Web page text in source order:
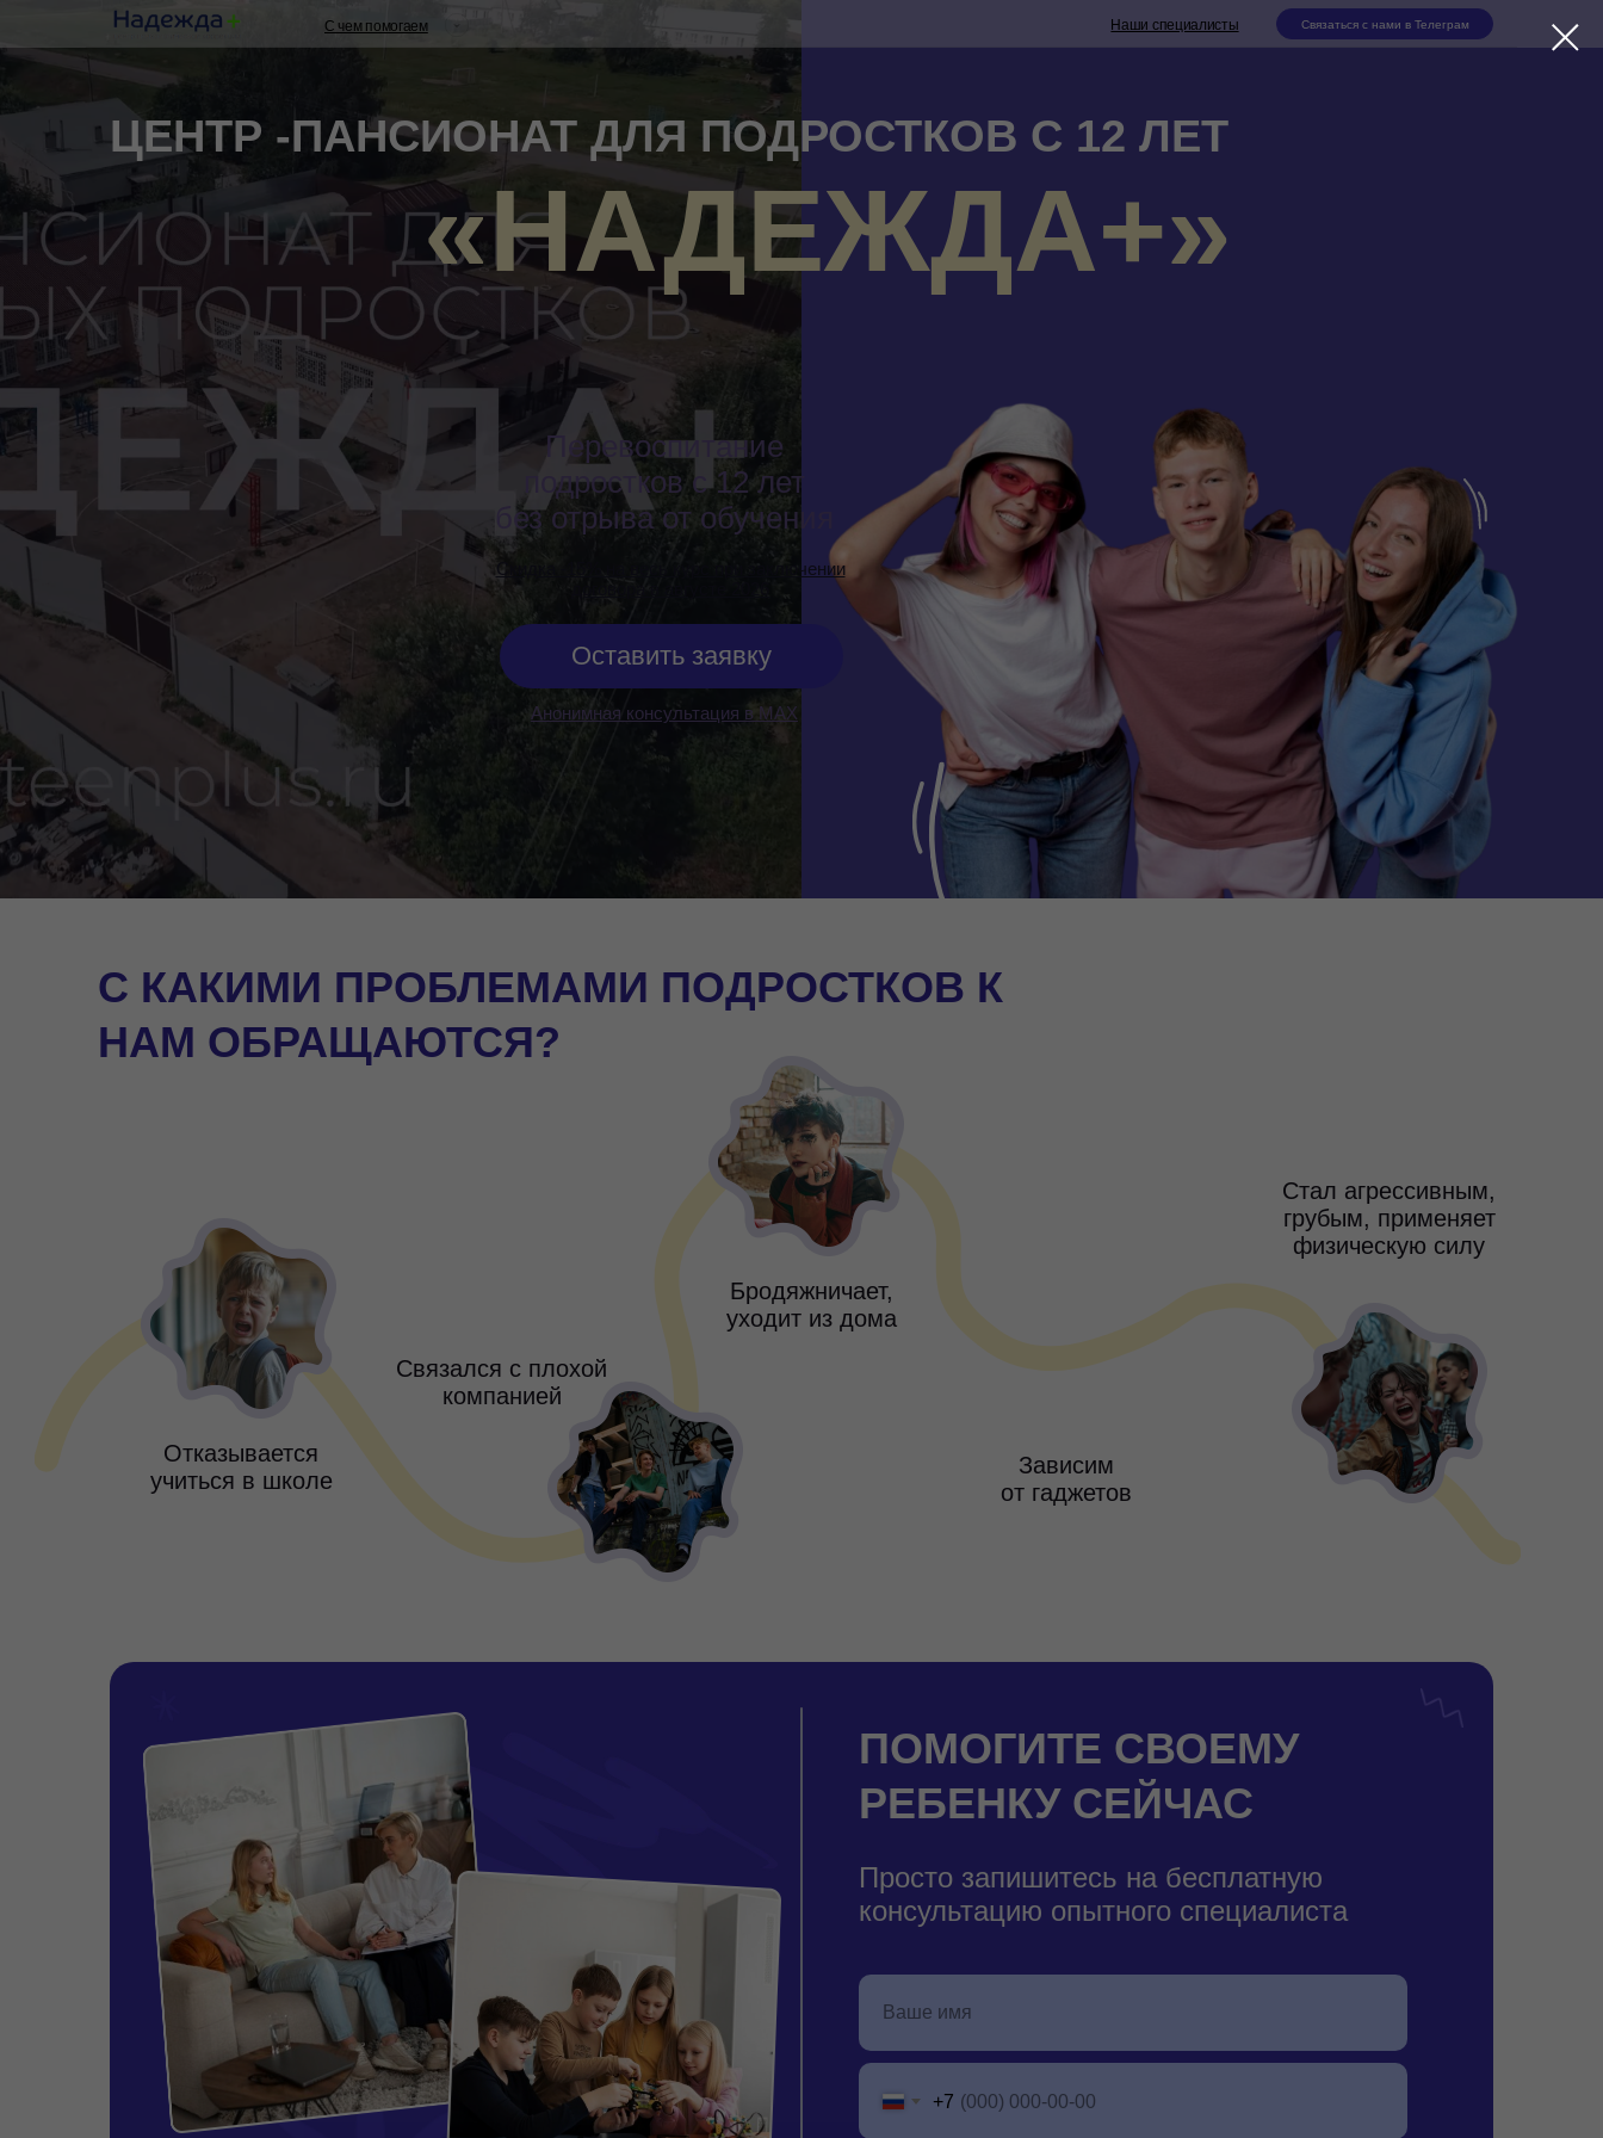
Связаться с нами в Телеграм
Наши специалисты
С чем помогаем
ЦЕНТР -ПАНСИОНАТ ДЛЯ ПОДРОСТКОВ С 12 ЛЕТ
«НАДЕЖДА+»
Оставить заявку
Перевоспитание
подростков с 12 лет
без отрыва от обучения
Анонимная консультация в МАХ
Скидка -15% на весь курс при заключении
С КАКИМИ ПРОБЛЕМАМИ ПОДРОСТКОВ К
НАМ ОБРАЩАЮТСЯ?
Связался с плохой
компанией
Отказывается
учиться в школе
Бродяжничает,
уходит из дома
Зависим
от гаджетов
Стал агрессивным,
грубым, применяет
физическую силу
ПОМОГИТЕ СВОЕМУ
РЕБЕНКУ СЕЙЧАС
Просто запишитесь на бесплатную
консультацию опытного специалиста
+7